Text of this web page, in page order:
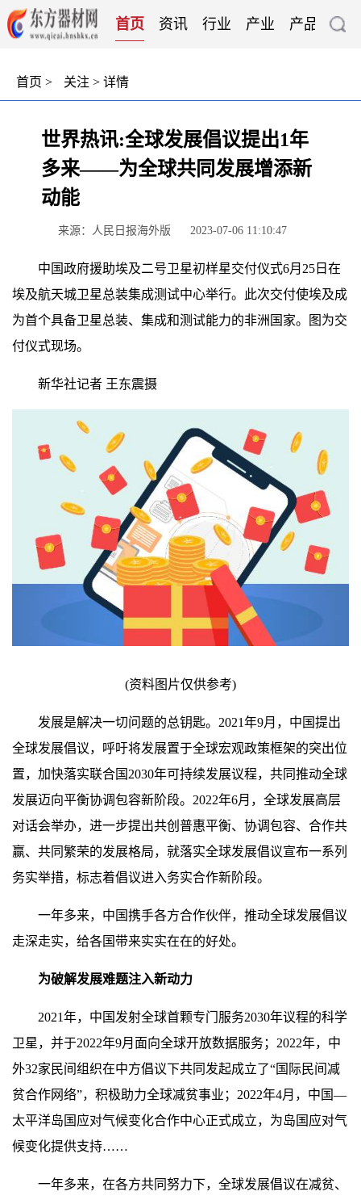
首页 资讯 行业 产业 产品 技术
首页 > 关注 > 详情
世界热讯:全球发展倡议提出1年
多来——为全球共同发展增添新
动能
来源：人民日报海外版 2023-07-06 11:10:47
中国政府援助埃及二号卫星初样星交付仪式6月25日在
埃及航天城卫星总装集成测试中心举行。此次交付使埃及成
为首个具备卫星总装、集成和测试能力的非洲国家。图为交
付仪式现场。
新华社记者 王东震摄
(资料图片仅供参考)
发展是解决一切问题的总钥匙。2021年9月，中国提出
全球发展倡议，呼吁将发展置于全球宏观政策框架的突出位
置，加快落实联合国2030年可持续发展议程，共同推动全球
发展迈向平衡协调包容新阶段。2022年6月，全球发展高层
对话会举办，进一步提出共创普惠平衡、协调包容、合作共
赢、共同繁荣的发展格局，就落实全球发展倡议宣布一系列
务实举措，标志着倡议进入务实合作新阶段。
一年多来，中国携手各方合作伙伴，推动全球发展倡议
走深走实，给各国带来实实在在的好处。
为破解发展难题注入新动力
2021年，中国发射全球首颗专门服务2030年议程的科学
卫星，并于2022年9月面向全球开放数据服务；2022年，中
外32家民间组织在中方倡议下共同发起成立了“国际民间减
贫合作网络”，积极助力全球减贫事业；2022年4月，中国—
太平洋岛国应对气候变化合作中心正式成立，为岛国应对气
候变化提供支持……
一年多来，在各方共同努力下，全球发展倡议在减贫、